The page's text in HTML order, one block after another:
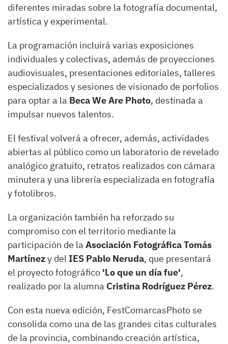
diferentes miradas sobre la fotografía documental,
artística y experimental.
La programación incluirá varias exposiciones
individuales y colectivas, además de proyecciones
audiovisuales, presentaciones editoriales, talleres
especializados y sesiones de visionado de porfolios
para optar a la Beca We Are Photo, destinada a
impulsar nuevos talentos.
El festival volverá a ofrecer, además, actividades
abiertas al público como un laboratorio de revelado
analógico gratuito, retratos realizados con cámara
minutera y una librería especializada en fotografía
y fotolibros.
La organización también ha reforzado su
compromiso con el territorio mediante la
participación de la Asociación Fotográfica Tomás
Martínezy del IES Pablo Neruda, que presentará
el proyecto fotográfico 'Lo que un día fue',
realizado por la alumna Cristina Rodríguez Pérez.
Con esta nueva edición, FestComarcasPhoto se
consolida como una de las grandes citas culturales
de la provincia, combinando creación artística,